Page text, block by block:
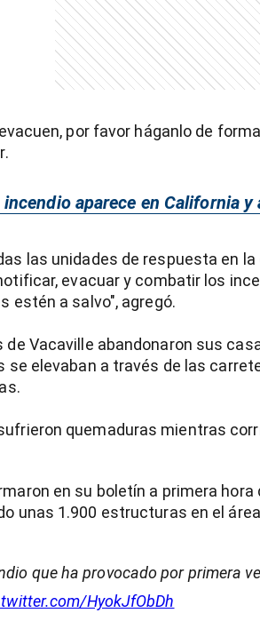
por favor háganlo de forma
incendio aparece en California
las unidades de respuesta en
evacuar y combatir los
estén a salvo", agregó.
de Vacaville abandonaron sus
se elevaban a través de las
quemaduras mientras
en su boletín a primera
unas 1.900 estructuras en el
que ha provocado por primera
HyokJfObDh